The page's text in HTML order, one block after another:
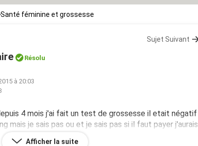
Santé féminine et grossesse
Sujet Suivant
Résolu
à 20:03
4 mois j'ai fait un test de grossesse il etait négatif
mais je sais pas ou et je sais pas si il faut payer j'aurais
Afficher la suite